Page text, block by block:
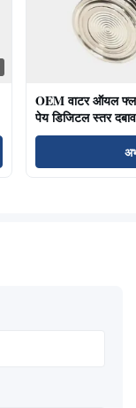
OEM वाटर ऑयल
पेय डिजिटल स्तर